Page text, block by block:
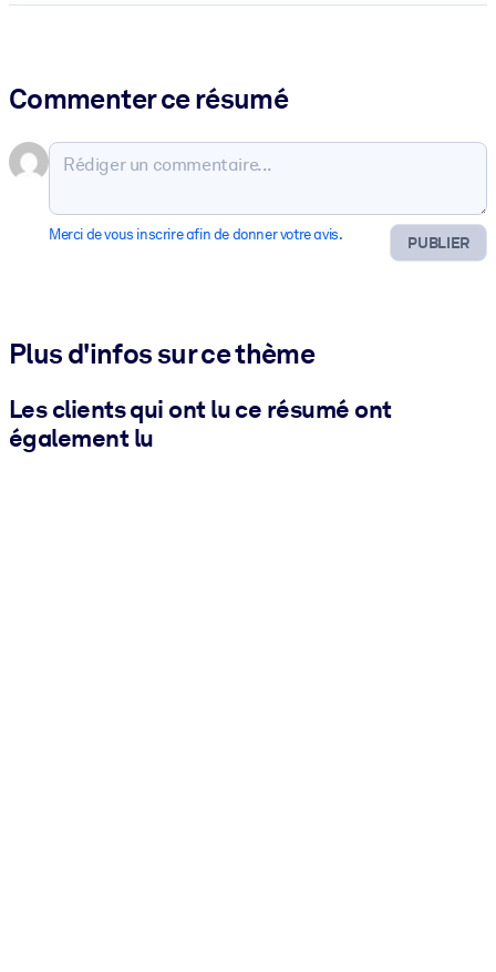
Commenter ce résumé
PUBLIER
Merci de vous inscrire afin de donner votre avis.
Plus d'infos sur ce thème
Les clients qui ont lu ce résumé ont
également lu